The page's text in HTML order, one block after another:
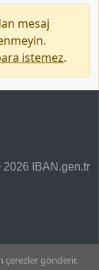
mesaj
istemez.
IBAN.gen.tr
çerezler gönderir.